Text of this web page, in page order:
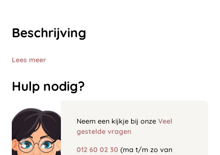
Beschrijving
Lees meer
Hulp nodig?
Neem een kijkje bij onze Veel
gestelde vragen
012 60 02 30 (ma t/m zo van